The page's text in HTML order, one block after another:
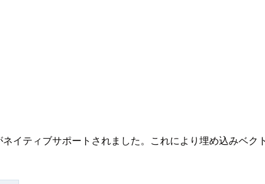
イティブサポートされました。これにより埋め込みベ